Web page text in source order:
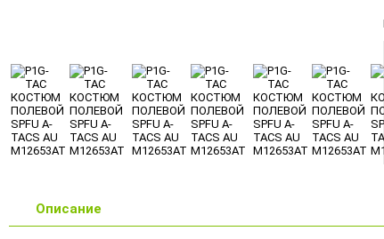
Описание